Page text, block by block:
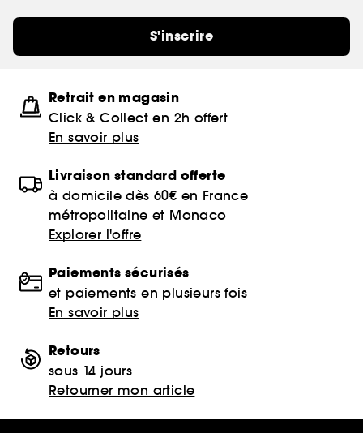
S'inscrire
Retrait en magasin
Click & Collect en 2h offert
En savoir plus
Livraison standard offerte
à domicile dès 60€ en France
métropolitaine et Monaco
Explorer l'offre
Paiements sécurisés
et paiements en plusieurs fois
En savoir plus
Retours
sous 14 jours
Retourner mon article